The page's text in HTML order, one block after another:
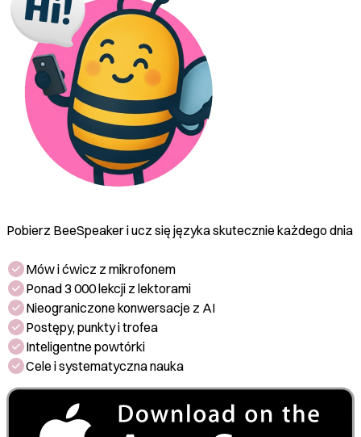
Pobierz BeeSpeaker i ucz się języka skutecznie każdego dnia
Mów i ćwicz z mikrofonem
Ponad 3 000 lekcji z lektorami
Nieograniczone konwersacje z AI
Postępy, punkty i trofea
Inteligentne powtórki
Cele i systematyczna nauka